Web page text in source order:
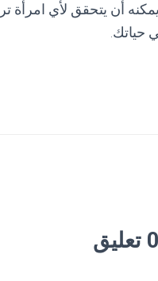
أن يتحقق لأي
حياتك.
0 تعليق